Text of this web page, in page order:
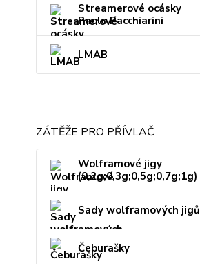
Streamerové ocásky
Paolo Pacchiarini
LMAB
ZÁTĚŽE PRO PŘÍVLAČ
Wolframové jigy
(0,2g;0,3g;0,5g;0,7g;1g)
Sady wolframových jigů
Čeburašky